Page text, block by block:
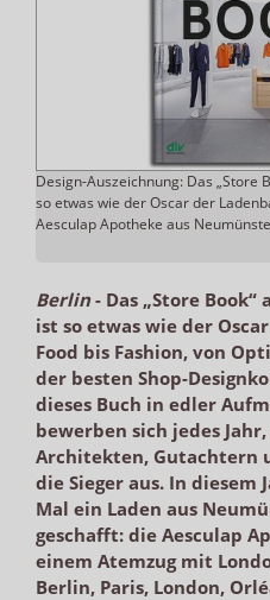
Design-Auszeichnung: Das „Store
so etwas wie der Oscar der
Aesculap Apotheke aus
Berlin- Das „Store
ist so etwas wie der
Food bis Fashion, von
der besten Shop-
dieses Buch in edler
bewerben sich jedes
Architekten, Gutachtern
die Sieger aus. In diesem
Mal ein Laden aus
geschafft: die Aesculap
einem Atemzug mit
Berlin, Paris, London,